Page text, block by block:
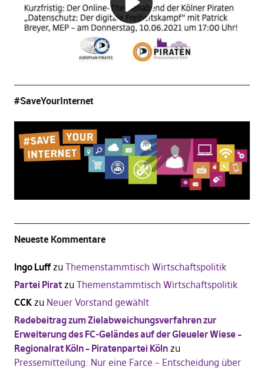
#SaveYourInternet
Neueste Kommentare
Ingo Luffzu Themenstammtisch Wirtschaftspolitik
Partei Piratzu Themenstammtisch Wirtschaftspolitik
CCKzu Neuer Vorstand gewählt
Redebeitrag zum Zielabweichungsverfahren zur
Erweiterung des FC-Geländes auf der Gleueler Wiese –
Regionalrat Köln – Piratenpartei Kölnzu
Pressemitteilung: Nur eine Farce – Entscheidung über